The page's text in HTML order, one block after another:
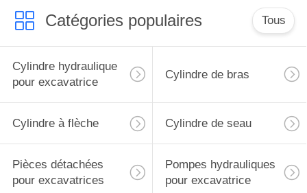
Catégories populaires Tous
Cylindre hydraulique
pour excavatrice
Cylindre de bras
Cylindre à flèche Cylindre de seau
Pièces détachées
pour excavatrices
Pompes hydrauliques
pour excavatrice